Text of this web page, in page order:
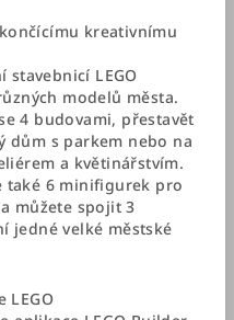
kreativnímu
LEGO
modelů města.
4 budovami, přestavět
dům s parkem nebo na
a květinářstvím.
také 6 minifigurek pro
můžete spojit 3
jedné velké městské
LEGO